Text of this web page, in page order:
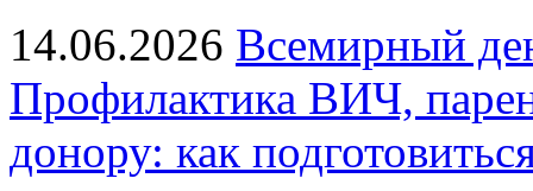
14.06.2026 Всемирный
Профилактика ВИЧ,
донору: как